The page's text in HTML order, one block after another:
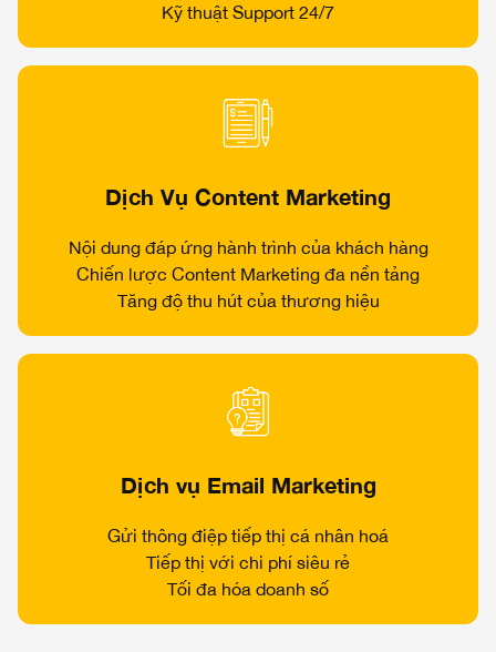
Kỹ thuật Support 24/7
Dịch Vụ Content Marketing
Nội dung đáp ứng hành trình của khách hàng
Chiến lược Content Marketing đa nền tảng
Tăng độ thu hút của thương hiệu
Dịch vụ Email Marketing
Gửi thông điệp tiếp thị cá nhân hoá
Tiếp thị với chi phí siêu rẻ
Tối đa hóa doanh số